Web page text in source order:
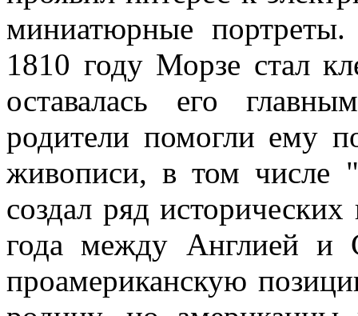
миниатюрные
1810 году Морзе стал
оставалась его
родители помогли ему
живописи, в том числе
создал ряд
года между Англией и
проамериканскую